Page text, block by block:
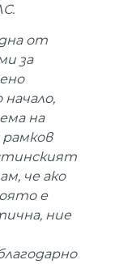
от
за
на
че ако
е
ние